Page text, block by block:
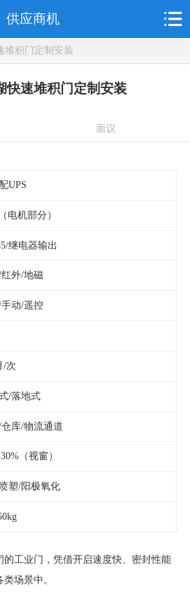
供应商机
堆积门定制安装
快速堆积门定制安装
面议
UPS
电机部分）
继电器输出
外/地磁
动/遥控
/次
/落地式
库/物流通道
（视窗）
塑/阳极氧化
工业门，凭借开启速度快、密封性能
场景中。